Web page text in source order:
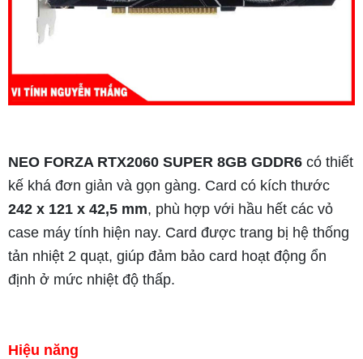
NEO FORZA RTX2060 SUPER 8GB GDDR6 có thiết
kế khá đơn giản và gọn gàng. Card có kích thước
242 x 121 x 42,5 mm, phù hợp với hầu hết các vỏ
case máy tính hiện nay. Card được trang bị hệ thống
tản nhiệt 2 quạt, giúp đảm bảo card hoạt động ổn
định ở mức nhiệt độ thấp.
Hiệu năng